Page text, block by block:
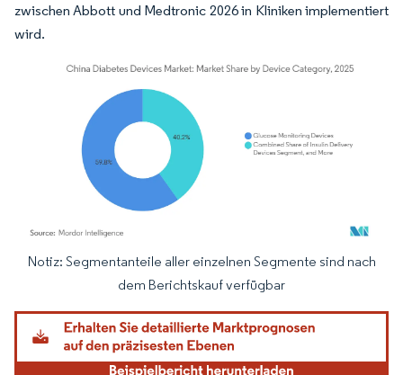
zwischen Abbott und Medtronic 2026 in Kliniken implementiert
wird.
Bild © Mordor Intelligence. Wiederverwendung erfordert Namensnennung
Notiz: Segmentanteile aller einzelnen Segmente sind nach
dem Berichtskauf verfügbar